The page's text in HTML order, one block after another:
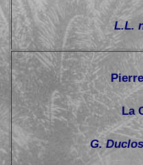
L.L.
La
G.